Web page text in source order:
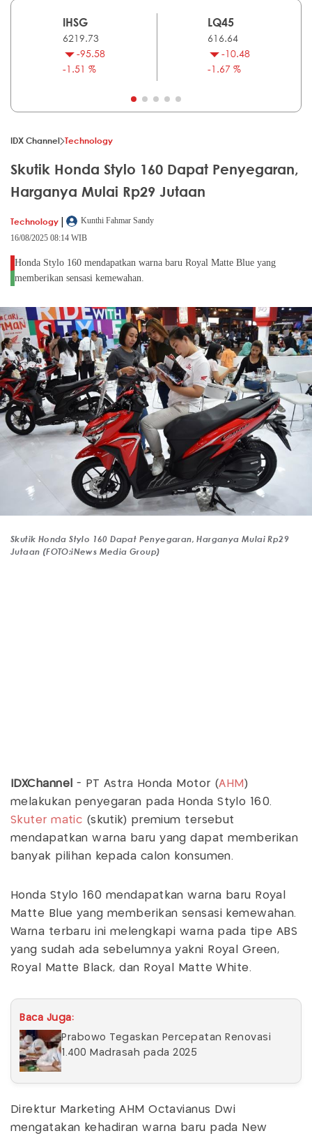
IHSG
6219.73
-95.58
-1.51 %
LQ45
616.64
-10.48
-1.67 %
IDX Channel Technology
Skutik Honda Stylo 160 Dapat Penyegaran,
Harganya Mulai Rp29 Jutaan
Technology |
Kunthi Fahmar Sandy
16/08/2025 08:14 WIB
Honda Stylo 160 mendapatkan warna baru Royal Matte Blue yang
memberikan sensasi kemewahan.
Skutik Honda Stylo 160 Dapat Penyegaran, Harganya Mulai Rp29
Jutaan (FOTO:iNews Media Group)
IDXChannel - PT Astra Honda Motor (AHM )
melakukan penyegaran pada Honda Stylo 160.
Skuter matic (skutik) premium tersebut
mendapatkan warna baru yang dapat memberikan
banyak pilihan kepada calon konsumen.
Honda Stylo 160 mendapatkan warna baru Royal
Matte Blue yang memberikan sensasi kemewahan.
Warna terbaru ini melengkapi warna pada tipe ABS
yang sudah ada sebelumnya yakni Royal Green,
Royal Matte Black, dan Royal Matte White.
Baca Juga:
Prabowo Tegaskan Percepatan Renovasi
1.400 Madrasah pada 2025
Direktur Marketing AHM Octavianus Dwi
mengatakan kehadiran warna baru pada New